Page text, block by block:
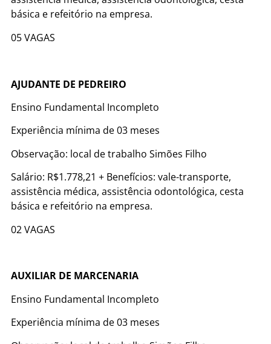
básica e refeitório na empresa.
05 VAGAS
AJUDANTE DE PEDREIRO
Ensino Fundamental Incompleto
Experiência mínima de 03 meses
Observação: local de trabalho Simões Filho
Salário: R$1.778,21 + Benefícios: vale-transporte,
assistência médica, assistência odontológica, cesta
básica e refeitório na empresa.
02 VAGAS
AUXILIAR DE MARCENARIA
Ensino Fundamental Incompleto
Experiência mínima de 03 meses